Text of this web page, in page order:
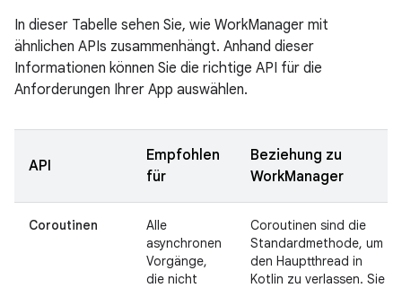
In dieser Tabelle sehen Sie, wie WorkManager mit
ähnlichen APIs zusammenhängt. Anhand dieser
Informationen können Sie die richtige API für die
Anforderungen Ihrer App auswählen.
API
Empfohlen
für
Beziehung zu
WorkManager
Coroutinen
Alle
asynchronen
Vorgänge,
die nicht
Coroutinen sind die
Standardmethode, um
den Hauptthread in
Kotlin zu verlassen. Sie